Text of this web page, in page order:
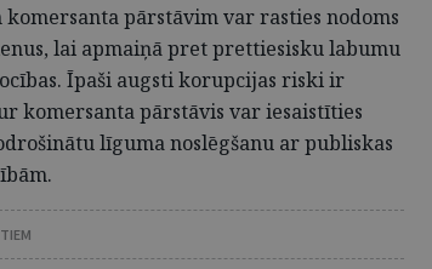
pārstāvim var rasties nodoms
lai apmaiņā pret prettiesisku labumu
Īpaši augsti korupcijas riski ir
komersanta pārstāvis var iesaistīties
līguma noslēgšanu ar publiskas